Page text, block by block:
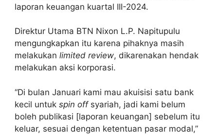
laporan keuangan kuartal III-2024.
Direktur Utama BTN Nixon L.P. Napitupulu
mengungkapkan itu karena pihaknya masih
melakukan limited review, dikarenakan hendak
melakukan aksi korporasi.
“Di bulan Januari kami mau akuisisi satu bank
kecil untuk spin offsyariah, jadi kami belum
boleh publikasi [laporan keuangan] sebelum itu
keluar, sesuai dengan ketentuan pasar modal,”